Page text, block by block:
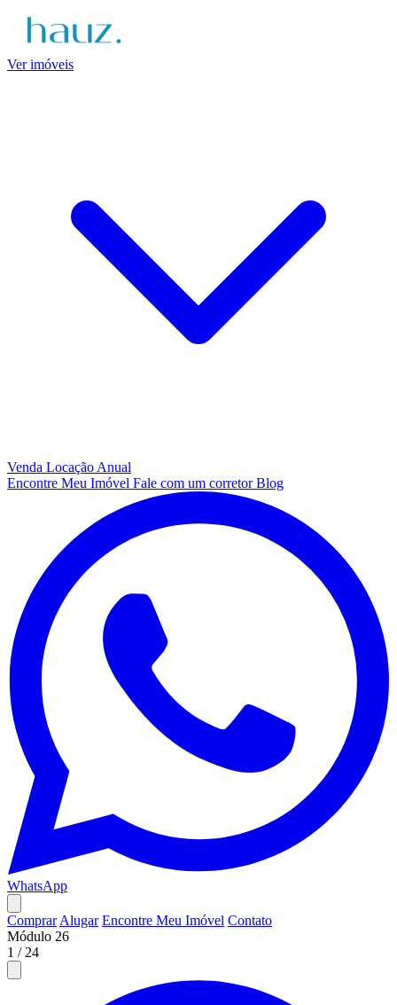
Ver imóveis
Venda Locação Anual
Encontre Meu Imóvel Fale com um corretorBlog
WhatsApp
Comprar Alugar Encontre Meu Imóvel Contato
Módulo 26
1 / 24